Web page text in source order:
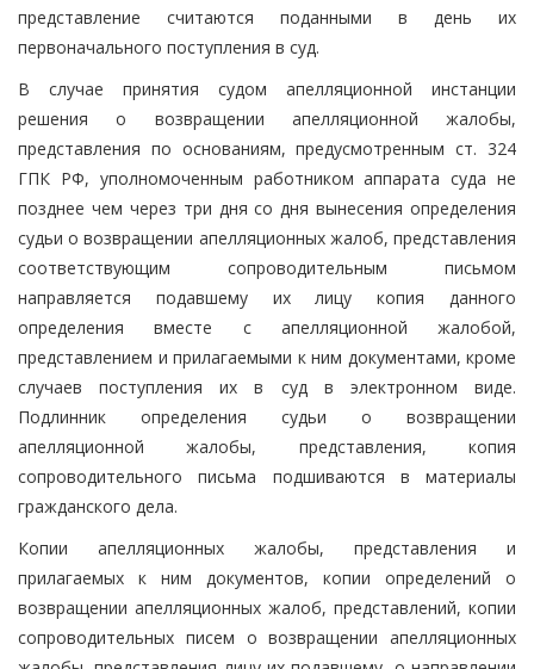
представление считаются поданными в день их
первоначального поступления в суд.
В случае принятия судом апелляционной инстанции
решения о возвращении апелляционной жалобы,
представления по основаниям, предусмотренным ст. 324
ГПК РФ, уполномоченным работником аппарата суда не
позднее чем через три дня со дня вынесения определения
судьи о возвращении апелляционных жалоб, представления
соответствующим сопроводительным письмом
направляется подавшему их лицу копия данного
определения вместе с апелляционной жалобой,
представлением и прилагаемыми к ним документами, кроме
случаев поступления их в суд в электронном виде.
Подлинник определения судьи о возвращении
апелляционной жалобы, представления, копия
сопроводительного письма подшиваются в материалы
гражданского дела.
Копии апелляционных жалобы, представления и
прилагаемых к ним документов, копии определений о
возвращении апелляционных жалоб, представлений, копии
сопроводительных писем о возвращении апелляционных